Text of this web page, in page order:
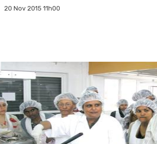
20 Nov 2015 11h00